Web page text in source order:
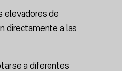
elevadores de
directamente a las
a diferentes